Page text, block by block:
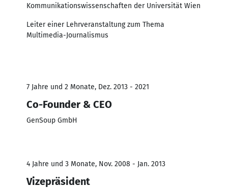
Kommunikationswissenschaften der Universität Wien
Leiter einer Lehrveranstaltung zum Thema
Multimedia-Journalismus
7 Jahre und 2 Monate, Dez. 2013 - 2021
Co-Founder & CEO
GenSoup GmbH
4 Jahre und 3 Monate, Nov. 2008 - Jan. 2013
Vizepräsident